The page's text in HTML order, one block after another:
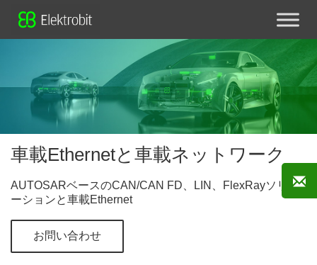
車載Ethernetと車載ネットワーク
AUTOSARベースのCAN/CAN FD、LIN、FlexRayソリュ
ーションと車載Ethernet
お問い合わせ